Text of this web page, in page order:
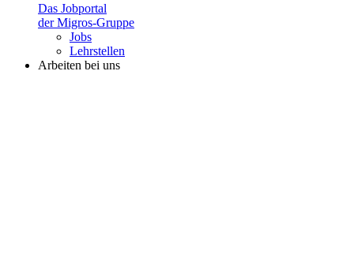
Das Jobportal
der Migros-Gruppe
Jobs
Lehrstellen
Arbeiten bei uns